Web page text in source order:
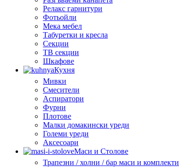
Релакс гарнитури
Фотьойли
Мека мебел
Табуретки и кресла
Секции
ТВ секции
Шкафове
Кухня
Мивки
Смесители
Аспиратори
Фурни
Плотове
Малки домакински уреди
Големи уреди
Аксесоари
Маси и Столове
Трапезни / холни / бар маси и комплекти